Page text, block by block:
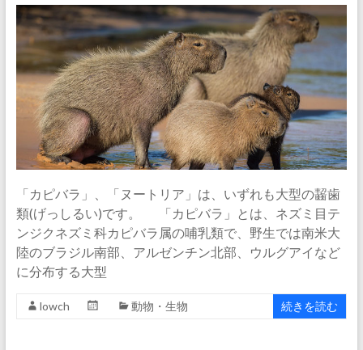
「カピバラ」、「ヌートリア」は、いずれも大型の齧歯
類(げっしるい)です。 「カピバラ」とは、ネズミ目テ
ンジクネズミ科カピバラ属の哺乳類で、野生では南米大
陸のブラジル南部、アルゼンチン北部、ウルグアイなど
に分布する大型
lowch 動物・生物 続きを読む